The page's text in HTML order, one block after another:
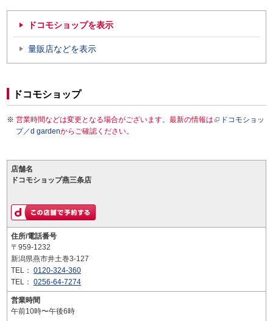
ドコモショップを表示
量販店などを表示
ドコモショップ
営業時間などは変更となる場合がございます。最新の情報は
ドコモショッ
プ／d gardenからご確認ください。
店舗名
ドコモショップ燕三条店
住所/電話番号
〒959-1232
新潟県燕市井土巻3-127
TEL： 0120-324-360
TEL： 0256-64-7274
営業時間
午前10時〜午後6時